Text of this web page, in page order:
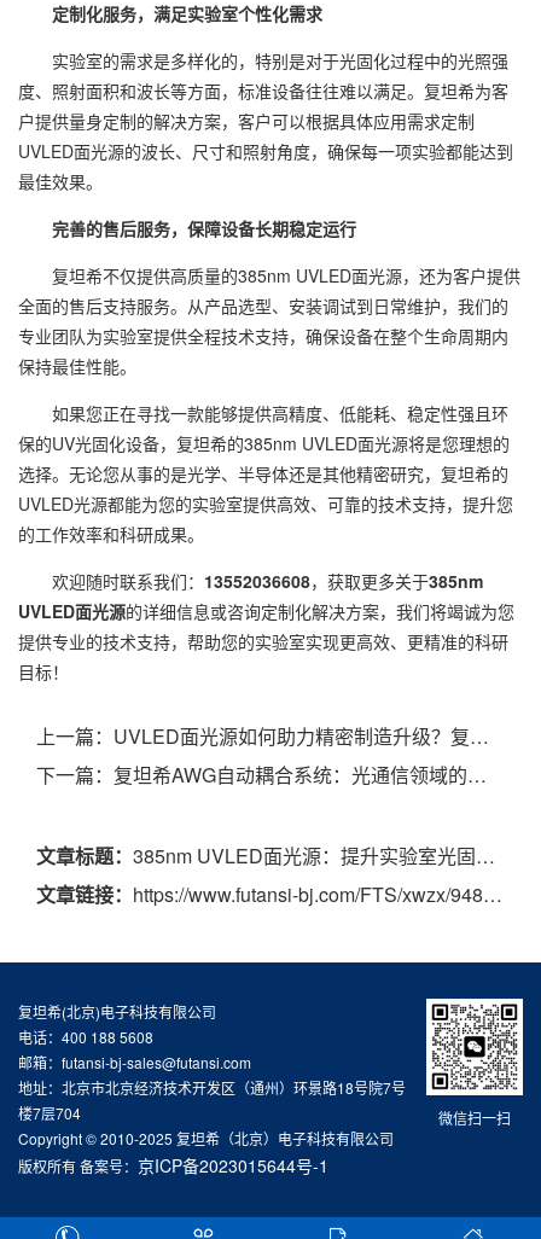
定制化服务，满足实验室个性化需求
实验室的需求是多样化的，特别是对于光固化过程中的光照强
度、照射面积和波长等方面，标准设备往往难以满足。复坦希为客
户提供量身定制的解决方案，客户可以根据具体应用需求定制
UVLED面光源的波长、尺寸和照射角度，确保每一项实验都能达到
最佳效果。
完善的售后服务，保障设备长期稳定运行
复坦希不仅提供高质量的385nm UVLED面光源，还为客户提供
全面的售后支持服务。从产品选型、安装调试到日常维护，我们的
专业团队为实验室提供全程技术支持，确保设备在整个生命周期内
保持最佳性能。
如果您正在寻找一款能够提供高精度、低能耗、稳定性强且环
保的UV光固化设备，复坦希的385nm UVLED面光源将是您理想的
选择。无论您从事的是光学、半导体还是其他精密研究，复坦希的
UVLED光源都能为您的实验室提供高效、可靠的技术支持，提升您
的工作效率和科研成果。
欢迎随时联系我们： 13552036608，获取更多关于385nm
UVLED面光源的详细信息或咨询定制化解决方案，我们将竭诚为您
提供专业的技术支持，帮助您的实验室实现更高效、更精准的科研
目标！
上一篇： UVLED面光源如何助力精密制造升级？复坦希定制化方案解析
下一篇： 复坦希AWG自动耦合系统：光通信领域的高效能解决方案
文章标题： 385nm UVLED面光源：提升实验室光固化效率的理想选择
文章链接： https://www.futansi-bj.com/FTS/xwzx/948.html
微信扫一扫
复坦希(北京)电子科技有限公司
电话：400 188 5608
邮箱：futansi-bj-sales@futansi.com
地址：北京市北京经济技术开发区（通州）环景路18号院7号
楼7层704
Copyright © 2010-2025 复坦希（北京）电子科技有限公司
版权所有 备案号： 京ICP备2023015644号-1